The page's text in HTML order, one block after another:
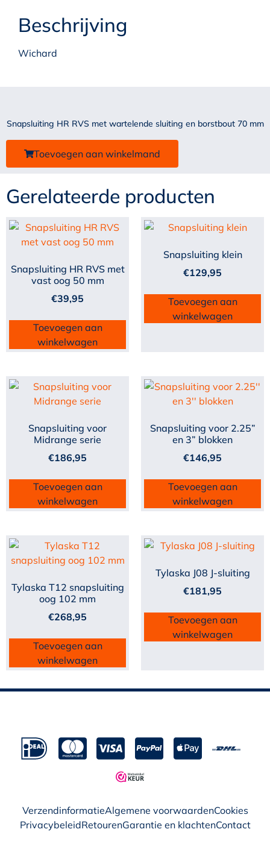
Beschrijving
Wichard
Snapsluiting HR RVS met wartelende sluiting en borstbout 70 mm
Toevoegen aan winkelmand
Gerelateerde producten
Snapsluiting HR RVS met
vast oog 50 mm
€39,95
Toevoegen aan
winkelwagen
Snapsluiting klein
€129,95
Toevoegen aan
winkelwagen
Snapsluiting voor
Midrange serie
€186,95
Toevoegen aan
winkelwagen
Snapsluiting voor 2.25”
en 3” blokken
€146,95
Toevoegen aan
winkelwagen
Tylaska T12 snapsluiting
oog 102 mm
€268,95
Toevoegen aan
winkelwagen
Tylaska J08 J-sluiting
€181,95
Toevoegen aan
winkelwagen
VerzendinformatieAlgemene voorwaardenCookies
PrivacybeleidRetourenGarantie en klachtenContact